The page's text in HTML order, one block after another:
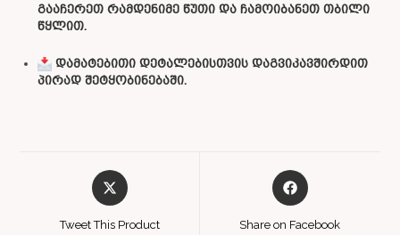
გააჩერეთ რამდენიმე წუთი და ჩამოიბანეთ თბილი
წყლით.
დამატებითი დეტალებისთვის დაგვიკავშირდით
პირად შეტყობინებაში.
Tweet This Product Share on Facebook